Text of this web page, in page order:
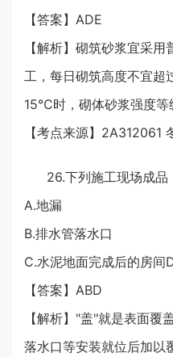
【答案】ADE
【解析】砌筑砂浆宜采
工，每日砌筑高度不宜
15℃时，砌体砂浆强度
【考点来源】2A312061
26.下列施工现场成品
A.地漏
B.排水管落水口
C.水泥地面完成后的房间
【答案】ABD
【解析】"盖"就是表面
落水口等安装就位后加以